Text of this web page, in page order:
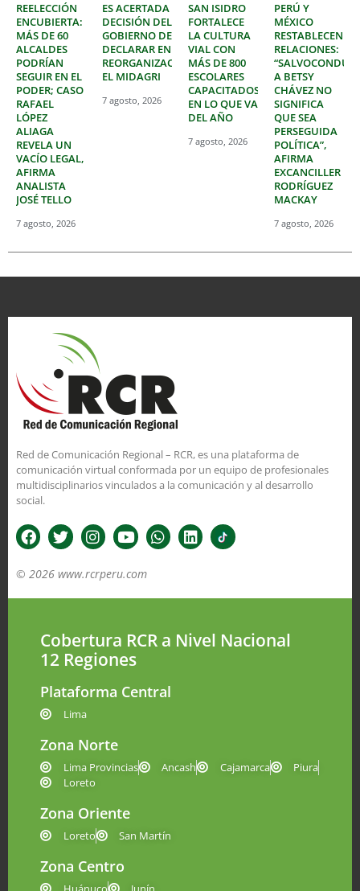
REELECCIÓN
ENCUBIERTA:
MÁS DE 60
ALCALDES
PODRÍAN
SEGUIR EN EL
PODER; CASO
RAFAEL
LÓPEZ
ALIAGA
REVELA UN
VACÍO LEGAL,
AFIRMA
ANALISTA
JOSÉ TELLO
7 agosto, 2026
ES ACERTADA
DECISIÓN DEL
GOBIERNO DE
DECLARAR EN
REORGANIZACIÓN
EL MIDAGRI
7 agosto, 2026
SAN ISIDRO
FORTALECE
LA CULTURA
VIAL CON
MÁS DE 800
ESCOLARES
CAPACITADOS
EN LO QUE VA
DEL AÑO
7 agosto, 2026
PERÚ Y
MÉXICO
RESTABLECEN
RELACIONES:
A BETSY
CHÁVEZ NO
SIGNIFICA
QUE SEA
PERSEGUIDA
POLÍTICA”,
AFIRMA
EXCANCILLER
RODRÍGUEZ
MACKAY
7 agosto, 2026
Red de Comunicación Regional – RCR, es una plataforma de
comunicación virtual conformada por un equipo de profesionales
multidisciplinarios vinculados a la comunicación y al desarrollo
social.
© 2026 www.rcrperu.com
Cobertura RCR a Nivel Nacional
12 Regiones
Plataforma Central
Lima
Zona Norte
Lima Provincias Ancash Cajamarca
Piura
Loreto
Zona Oriente
Loreto San Martín
Zona Centro